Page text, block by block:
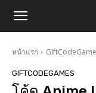
หน้าแรก
GIFTCODEGAMES